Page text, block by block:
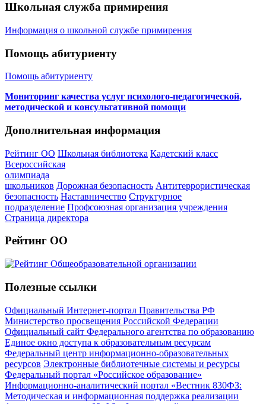
Школьная служба примирения
Информация о школьной службе примирения
Помощь абитуриенту
Помощь абитуриенту
Мониторинг качества услуг психолого-педагогической,
методической и консультативной помощи
Дополнительная информация
Рейтинг ОО Школьная библиотека Кадетский класс
Всероссийская
олимпиада
школьников Дорожная безопасность Антитеррористическая
безопасность Наставничество Структурное
подразделение Профсоюзная организация учреждения
Страница директора
Рейтинг ОО
Полезные ссылки
Официальный Интернет-портал Правительства РФ
Министерство просвещения Российской Федерации
Официальный сайт Федерального агентства по образованию
Единое окно доступа к образовательным ресурсам
Федеральный центр информационно-образовательных
ресурсов Электронные библиотечные системы и ресурсы
Федеральный портал «Российское образование»
Информационно-аналитический портал «Вестник 830ФЗ:
Методическая и информационная поддержка реализации